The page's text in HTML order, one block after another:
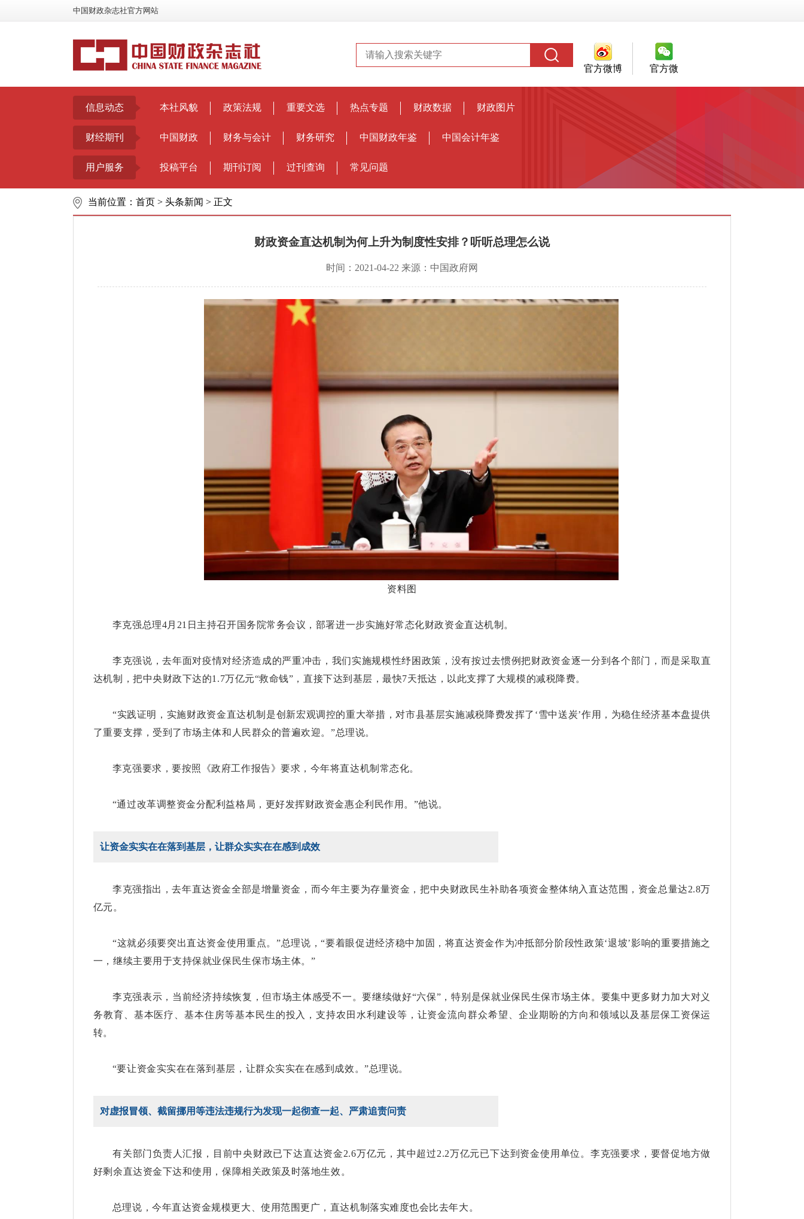
中国财政杂志社官方网站
官方微博
官方微
信息动态 本社风貌 政策法规 重要文选 热点专题 财政数据 财政图片
财经期刊 中国财政 财务与会计 财务研究 中国财政年鉴 中国会计年鉴
用户服务 投稿平台 期刊订阅 过刊查询 常见问题
当前位置： 首页 > 头条新闻 > 正文
财政资金直达机制为何上升为制度性安排？听听总理怎么说
时间：2021-04-22 来源：中国政府网
资料图
李克强总理4月21日主持召开国务院常务会议，部署进一步实施好常态化财政资金直达机制。
李克强说，去年面对疫情对经济造成的严重冲击，我们实施规模性纾困政策，没有按过去惯例把财政资金逐一分到各个部门，而是采取直
达机制，把中央财政下达的1.7万亿元“救命钱”，直接下达到基层，最快7天抵达，以此支撑了大规模的减税降费。
“实践证明，实施财政资金直达机制是创新宏观调控的重大举措，对市县基层实施减税降费发挥了‘雪中送炭’作用，为稳住经济基本盘提供
了重要支撑，受到了市场主体和人民群众的普遍欢迎。”总理说。
李克强要求，要按照《政府工作报告》要求，今年将直达机制常态化。
“通过改革调整资金分配利益格局，更好发挥财政资金惠企利民作用。”他说。
让资金实实在在落到基层，让群众实实在在感到成效
李克强指出，去年直达资金全部是增量资金，而今年主要为存量资金，把中央财政民生补助各项资金整体纳入直达范围，资金总量达2.8万
亿元。
“这就必须要突出直达资金使用重点。”总理说，“要着眼促进经济稳中加固，将直达资金作为冲抵部分阶段性政策‘退坡’影响的重要措施之
一，继续主要用于支持保就业保民生保市场主体。”
李克强表示，当前经济持续恢复，但市场主体感受不一。要继续做好“六保”，特别是保就业保民生保市场主体。要集中更多财力加大对义
务教育、基本医疗、基本住房等基本民生的投入，支持农田水利建设等，让资金流向群众希望、企业期盼的方向和领域以及基层保工资保运
转。
“要让资金实实在在落到基层，让群众实实在在感到成效。”总理说。
对虚报冒领、截留挪用等违法违规行为发现一起彻查一起、严肃追责问责
有关部门负责人汇报，目前中央财政已下达直达资金2.6万亿元，其中超过2.2万亿元已下达到资金使用单位。李克强要求，要督促地方做
好剩余直达资金下达和使用，保障相关政策及时落地生效。
总理说，今年直达资金规模更大、使用范围更广，直达机制落实难度也会比去年大。